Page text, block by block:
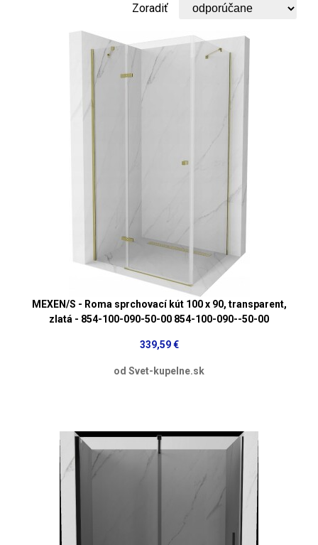
Zoradiť
MEXEN/S - Roma sprchovací kút 100 x 90, transparent,
zlatá - 854-100-090-50-00 854-100-090--50-00
339,59 €
od Svet-kupelne.sk